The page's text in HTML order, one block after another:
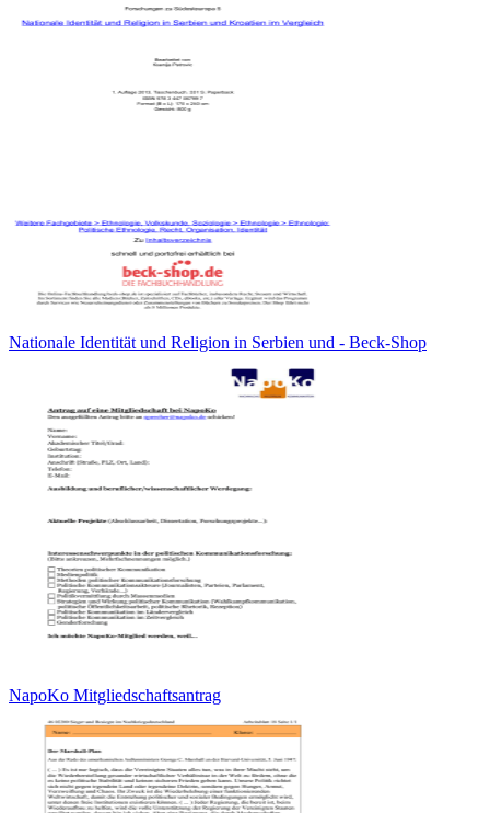
Nationale Identität und Religion in Serbien und - Beck-Shop
NapoKo Mitgliedschaftsantrag